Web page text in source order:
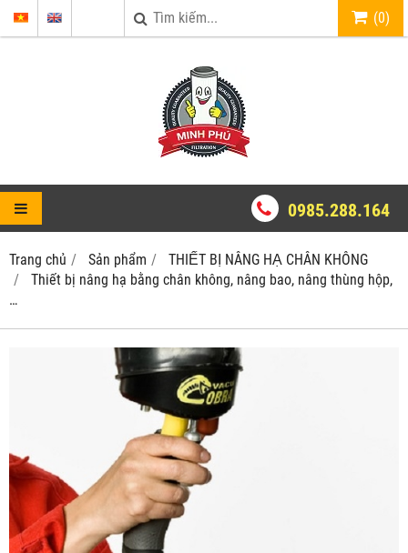
(0)
0985.288.164
Trang chủ Sản phẩm
THIẾT BỊ NÂNG HẠ CHÂN KHÔNG
Thiết bị nâng hạ bằng chân không, nâng bao, nâng thùng hộp,
…